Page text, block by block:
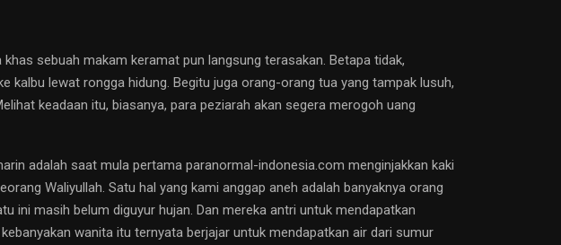
sebuah makam keramat pun langsung terasakan. Betapa tidak,
kalbu lewat rongga hidung. Begitu juga orang-orang tua yang tampak lusuh,
keadaan itu, biasanya, para peziarah akan segera merogoh uang
adalah saat mula pertama paranormal-indonesia.com menginjakkan kaki
Waliyullah. Satu hal yang kami anggap aneh adalah banyaknya orang
ini masih belum diguyur hujan. Dan mereka antri untuk mendapatkan
wanita itu ternyata berjajar untuk mendapatkan air dari sumur